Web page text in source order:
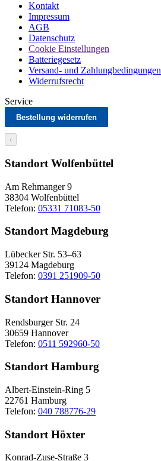
Kontakt
Impressum
AGB
Datenschutz
Cookie Einstellungen
Batteriegesetz
Versand- und Zahlungbedingungen
Widerrufsrecht
Service
Bestellung widerrufen
‹
Standort Wolfenbüttel
Am Rehmanger 9
38304 Wolfenbüttel
Telefon: 05331 71083-50
Standort Magdeburg
Lübecker Str. 53–63
39124 Magdeburg
Telefon: 0391 251909-50
Standort Hannover
Rendsburger Str. 24
30659 Hannover
Telefon: 0511 592960-50
Standort Hamburg
Albert-Einstein-Ring 5
22761 Hamburg
Telefon: 040 788776-29
Standort Höxter
Konrad-Zuse-Straße 3